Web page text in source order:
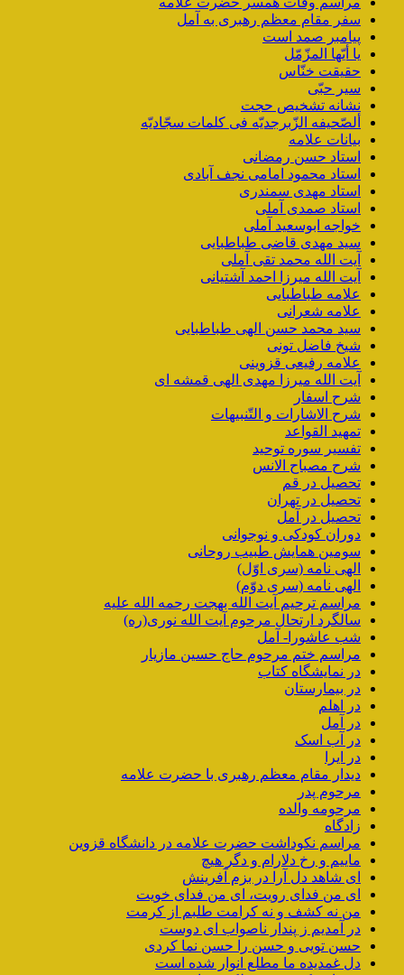
سفر مقام معظم رهبری به آمل
پیامبر صمد است
یا أیّها المزّمّل
حقیقت خنّاس
سیر حبّی
نشانه تشخیص حجت
ألصّحیفه الزّبرجدیّه فی کلمات سجّادیّه
بیانات علامه
استاد حسن رمضانی
استاد محمود امامی نجف آبادی
استاد مهدی سمندری
استاد صمدی آملی
خواجه ابوسعید آملی
سید مهدی قاضی طباطبایی
آیت الله محمد تقی آملی
آیت الله میرزا احمد آشتیانی
علامه طباطبایی
علامه شعرانی
سید محمد حسن الهی طباطبایی
شیخ فاضل تونی
علامه رفیعی قزوینی
آیت الله میرزا مهدی الهی قمشه ای
شرح اسفار
شرح الاشارات و التّنبیهات
تمهید القواعد
تفسیر سوره توحید
شرح مصباح الانس
تحصیل در قم
تحصیل در تهران
تحصیل در آمل
دوران کودکی و نوجوانی
سومین همایش طبیب روحانی
الهی نامه (سری اوّل)
الهی نامه (سری دوّم)
مراسم ترحیم آیت الله بهجت رحمه الله علیه
سالگرد ارتحال مرحوم آیت الله نوری(ره)
شب عاشورا- آمل
مراسم ختم مرحوم حاج حسین مازیار
در نمایشگاه کتاب
در بیمارستان
در اهلم
در آمل
در آب اسک
در ایرا
دیدار مقام معظم رهبری با حضرت علامه
مرحوم پدر
مرحومه والده
زادگاه
مراسم نکوداشت حضرت علامه در دانشگاه قزوین
ماییم و رخ دلارام و دگر هیچ
ای شاهد دل آرا در بزم آفرینش
ای من فدای رویت، ای من فدای خویت
من نه کشف و نه کرامت طلبم از کرمت
در آمدیم ز پندار ناصواب ای دوست
حسن تویی و حسن را حسن نما کردی
دل غمدیده ما مطلع انوار شده است